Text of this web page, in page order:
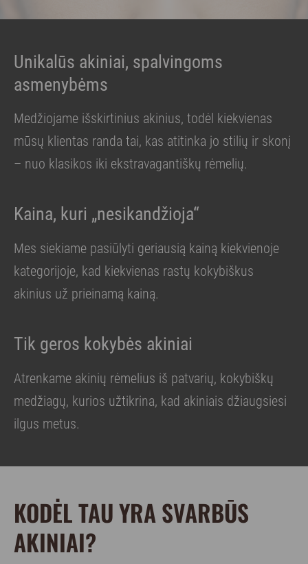
Unikalūs akiniai, spalvingoms
asmenybėms
Medžiojame išskirtinius akinius, todėl kiekvienas
mūsų klientas randa tai, kas atitinka jo stilių ir skonį
– nuo klasikos iki ekstravagantiškų rėmelių.
Kaina, kuri „nesikandžioja“
Mes siekiame pasiūlyti geriausią kainą kiekvienoje
kategorijoje, kad kiekvienas rastų kokybiškus
akinius už prieinamą kainą.
Tik geros kokybės akiniai
Atrenkame akinių rėmelius iš patvarių, kokybiškų
medžiagų, kurios užtikrina, kad akiniais džiaugsiesi
ilgus metus.
KODĖL TAU YRA SVARBŪS
AKINIAI?